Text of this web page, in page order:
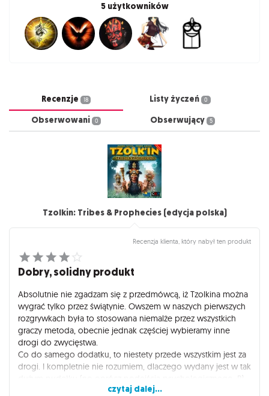
5 użytkowników
Recenzje 18 Listy życzeń 0
Obserwowani 0 Obserwujący 5
Tzolkin: Tribes & Prophecies (edycja polska)
Recenzja klienta, który nabył ten produkt
Dobry, solidny produkt
Absolutnie nie zgadzam się z przedmówcą, iż Tzolkina można
wygrać tylko przez świątynie. Owszem w naszych pierwszych
rozgrywkach była to stosowana niemalże przez wszystkich
graczy metoda, obecnie jednak częściej wybieramy inne
drogi do zwycięstwa.
Co do samego dodatku, to niestety przede wszystkim jest za
drogi. I kompletnie nie rozumiem, dlaczego wydany jest w tak
dużym pudełku (no oprócz podejścia psychologicznego :P).
Po rozpakowaniu wszystkie elementy mieszczą się w pudełku
czytaj dalej...